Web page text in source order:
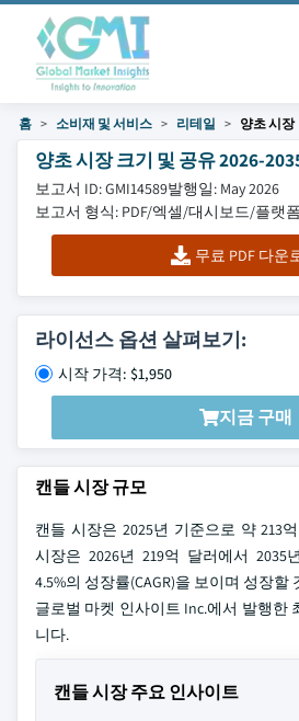
홈 소비재 및 서비스 리테일 양초 시장
양초 시장 크기 및 공유 2026-
보고서 ID: GMI14589발행일: May 2026
보고서 형식: PDF/엑셀/대시보드/플랫폼
무료 PDF 다운
라이선스 옵션 살펴보기:
시작 가격: $1,950
지금 구매
캔들 시장 규모
캔들 시장은 2025년 기준으로 약 213
시장은 2026년 219억 달러에서 2035
4.5%의 성장률(CAGR)을 보이며 성장
글로벌 마켓 인사이트 Inc.에서 발행한
니다.
캔들 시장 주요 인사이트